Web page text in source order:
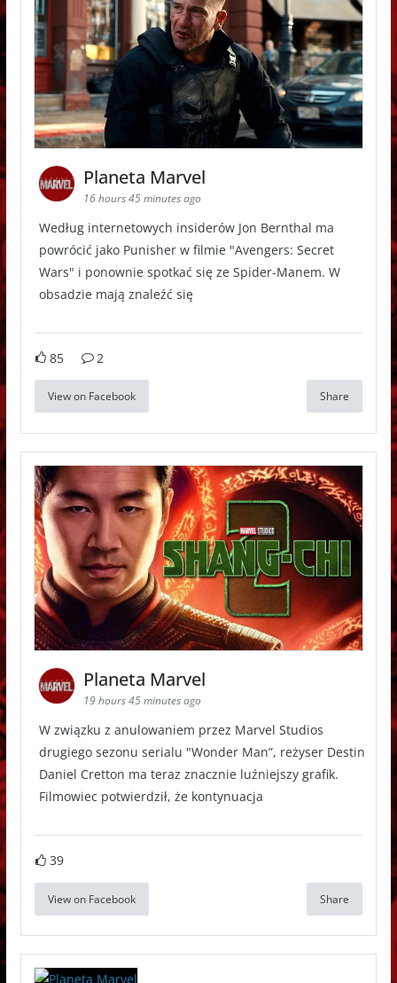
Planeta Marvel
16 hours 45 minutes ago
Według internetowych insiderów Jon Bernthal ma
powrócić jako Punisher w filmie "Avengers: Secret
Wars" i ponownie spotkać się ze Spider-Manem. W
obsadzie mają znaleźć się
85 2
View on Facebook Share
Planeta Marvel
19 hours 45 minutes ago
W związku z anulowaniem przez Marvel Studios
drugiego sezonu serialu "Wonder Man”, reżyser Destin
Daniel Cretton ma teraz znacznie luźniejszy grafik.
Filmowiec potwierdził, że kontynuacja
39
View on Facebook Share